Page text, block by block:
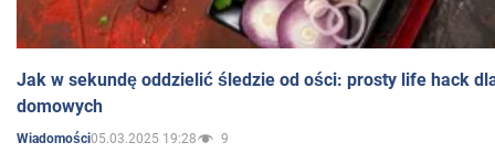
Jak w sekundę oddzielić śledzie od ości: prosty life hack
domowych
Wiadomości05.03.2025 19:28 9